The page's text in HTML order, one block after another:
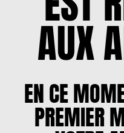
AUX
EN CE
PREMIER